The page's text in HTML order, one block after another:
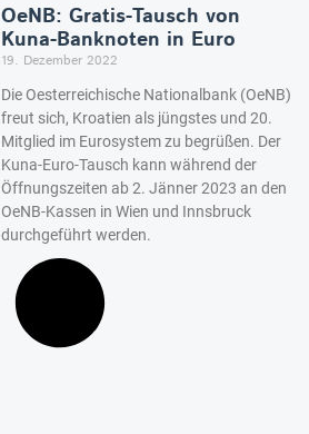
OeNB: Gratis-Tausch von
Kuna-Banknoten in Euro
19. Dezember 2022
Die Oesterreichische Nationalbank (OeNB)
freut sich, Kroatien als jüngstes und 20.
Mitglied im Eurosystem zu begrüßen. Der
Kuna-Euro-Tausch kann während der
Öffnungszeiten ab 2. Jänner 2023 an den
OeNB-Kassen in Wien und Innsbruck
durchgeführt werden.